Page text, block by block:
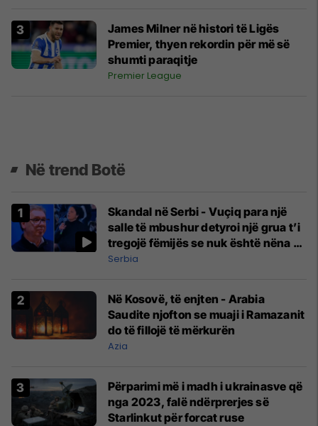
James Milner në histori të Ligës
Premier, thyen rekordin për më së
shumti paraqitje
Premier League
Në trend Botë
Skandal në Serbi - Vuçiq para një
salle të mbushur detyroi një grua t’i
tregojë fëmijës se nuk është nëna e
tij
Serbia
Në Kosovë, të enjten - Arabia
Saudite njofton se muaji i Ramazanit
do të fillojë të mërkurën
Azia
Përparimi më i madh i ukrainasve që
nga 2023, falë ndërprerjes së
Starlinkut për forcat ruse